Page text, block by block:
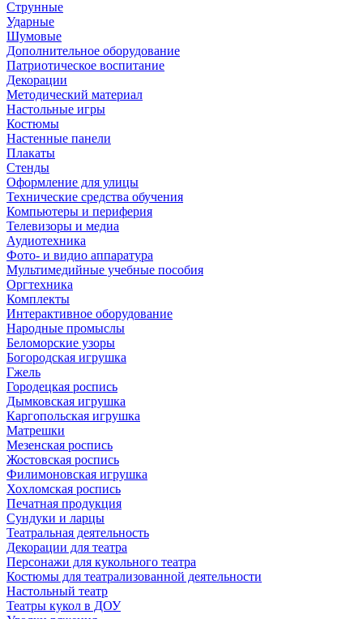
Струнные
Ударные
Шумовые
Дополнительное оборудование
Патриотическое воспитание
Декорации
Методический материал
Настольные игры
Костюмы
Настенные панели
Плакаты
Стенды
Оформление для улицы
Технические средства обучения
Компьютеры и периферия
Телевизоры и медиа
Аудиотехника
Фото- и видио аппаратура
Мультимедийные учебные пособия
Оргтехника
Комплекты
Интерактивное оборудование
Народные промыслы
Беломорские узоры
Богородская игрушка
Гжель
Городецкая роспись
Дымковская игрушка
Каргопольская игрушка
Матрешки
Мезенская роспись
Жостовская роспись
Филимоновская игрушка
Хохломская роспись
Печатная продукция
Сундуки и ларцы
Театральная деятельность
Декорации для театра
Персонажи для кукольного театра
Костюмы для театрализованной деятельности
Настольный театр
Театры кукол в ДОУ